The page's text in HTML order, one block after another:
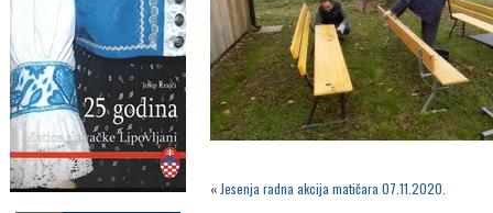
« Jesenja radna akcija matičara 07.11.2020.